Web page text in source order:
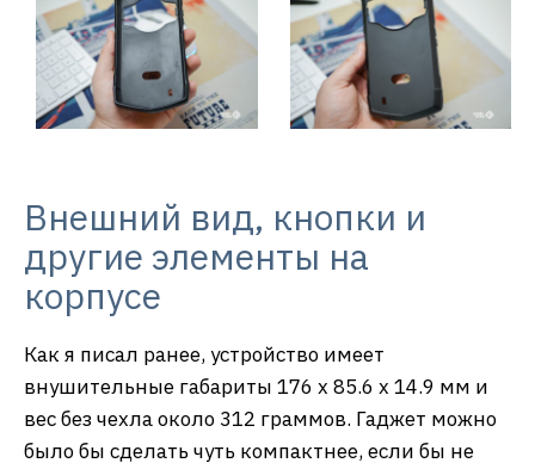
Внешний вид, кнопки и
другие элементы на
корпусе
Как я писал ранее, устройство имеет
внушительные габариты 176 x 85.6 x 14.9 мм и
вес без чехла около 312 граммов. Гаджет можно
было бы сделать чуть компактнее, если бы не